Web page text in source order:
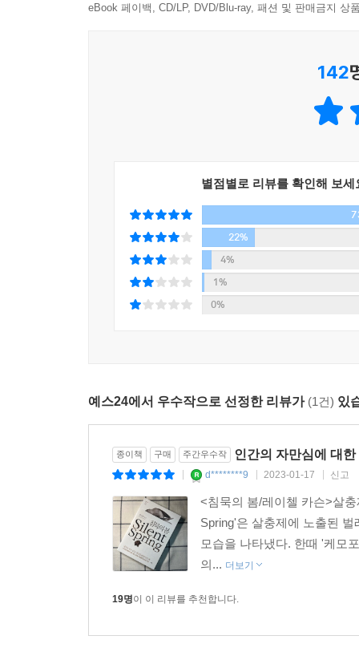
서문과 후기가 완전히 새롭게 단장되었으며,
20세기에 가장 큰 영향을 미쳤으며, 21세기인 현
받은 박해만큼이나 큰 공격을 미국 화학공업계로
공로뿐인 데 비해 카슨 여사는 아무도 모르고, 따
변혁했다는 점에서 더 큰 찬사를 받았다(노융희
리어는 “역사를 바꾼 책은 그리 많지 않다. 그중
점은 그저 우연이 아니다. 미국 육군이 비키니 섬
위기로 핵전쟁이 일어나려는 찰나에 연구 내용을
또 잘 알다시피 무분별한 살충제 사용으로 파괴
촉발시켰다. 1963년 케네디 대통령은 환경 문
암연구소는 DDT의 암 유발 증거를 제시함으로
대통령에게 자연보호 전국 순례를 건의했으며, 이
미국의 전 부통리 앨 고어는 이 책이 출간된 날
eBook 페이백, CD/LP, DVD/Blu-ray, 패션 및 판매금지 상
142
별점별로 리뷰를 확인해 보세
22%
4%
1%
0%
예스24에서 우수작으로 선정한 리뷰가 (1건) 있
종이책 구매 주간우수작 인간의 자만심에 대한
d********9 2023-01-17 신고
<침묵의 봄/레이첼 카슨>살
Spring'은 살충제에 노출된
모습을 나타냈다. 한때 '케모
의... 더보기
19명이 이 리뷰를 추천합니다.